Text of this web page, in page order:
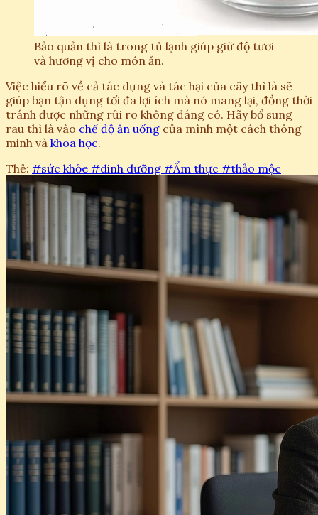
Bảo quản thì là trong tủ lạnh giúp giữ độ tươi
và hương vị cho món ăn.
Việc hiểu rõ về cả tác dụng và tác hại của cây thì là sẽ
giúp bạn tận dụng tối đa lợi ích mà nó mang lại, đồng thời
tránh được những rủi ro không đáng có. Hãy bổ sung
rau thì là vào chế độ ăn uống của mình một cách thông
minh và khoa học.
Thẻ: #sức khỏe #dinh dưỡng #Ẩm thực #thảo mộc